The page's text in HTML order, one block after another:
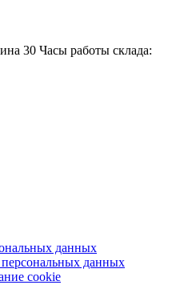
30 Часы работы склада:
данных
данных
cookie